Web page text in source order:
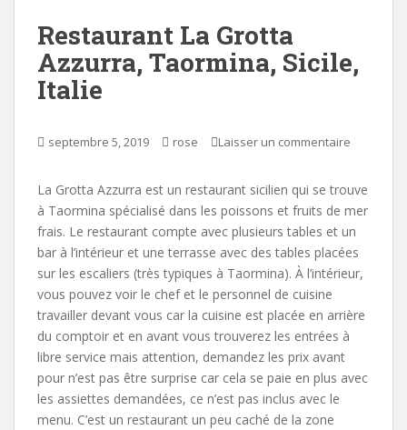
Restaurant La Grotta
Azzurra, Taormina, Sicile,
Italie
septembre 5, 2019 rose Laisser un commentaire
La Grotta Azzurra est un restaurant sicilien qui se trouve
à Taormina spécialisé dans les poissons et fruits de mer
frais. Le restaurant compte avec plusieurs tables et un
bar à l’intérieur et une terrasse avec des tables placées
sur les escaliers (très typiques à Taormina). À l’intérieur,
vous pouvez voir le chef et le personnel de cuisine
travailler devant vous car la cuisine est placée en arrière
du comptoir et en avant vous trouverez les entrées à
libre service mais attention, demandez les prix avant
pour n’est pas être surprise car cela se paie en plus avec
les assiettes demandées, ce n’est pas inclus avec le
menu. C’est un restaurant un peu caché de la zone